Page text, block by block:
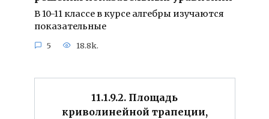
В 10-11 классе в курсе алгебры изучаются
показательные
5 18.8k.
11.1.9.2. Площадь
криволинейной трапеции,